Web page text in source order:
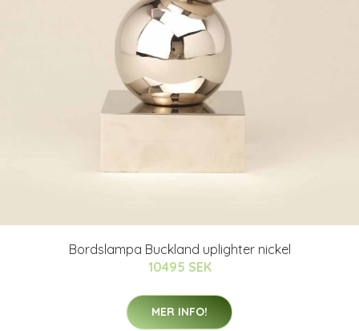
Bordslampa Buckland uplighter nickel
10495 SEK
MER INFO!